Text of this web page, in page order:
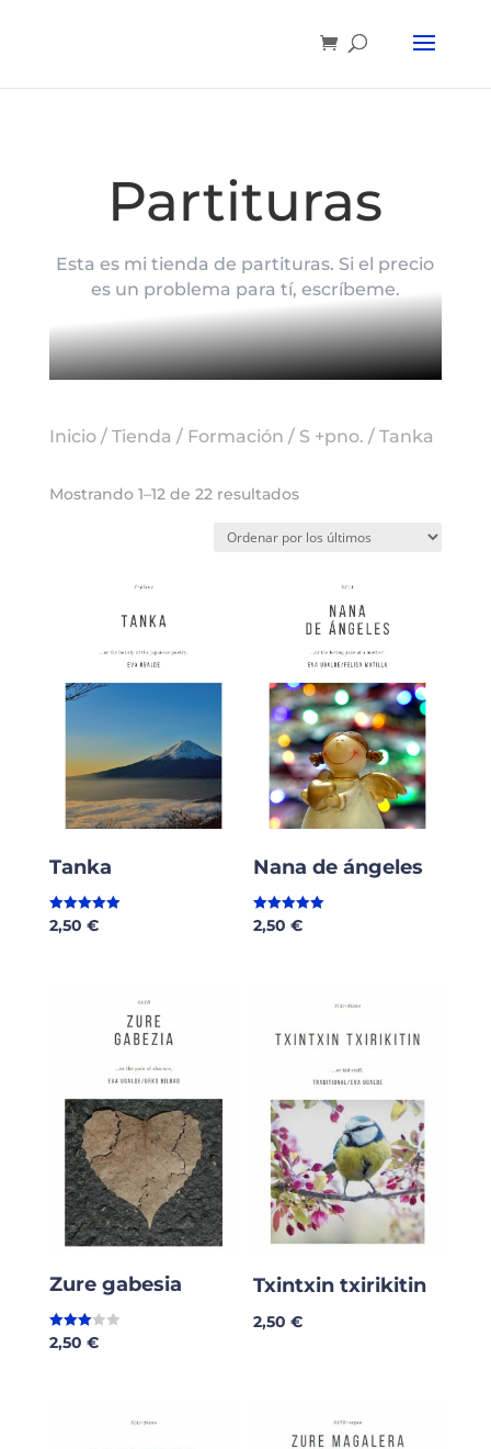
Partituras
Esta es mi tienda de partituras. Si el precio
es un problema para tí, escríbeme.
Inicio/ Tienda / Formación / S +pno. / Tanka
Mostrando 1–12 de 22 resultados
Tanka
Valorado en
5.00
2,50 €
Nana de ángeles
Valorado en
5.00
2,50€
Zure gabesia
Valorad
o en
2,50 €
Txintxin txirikitin
2,50€